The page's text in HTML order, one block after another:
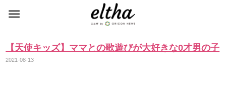
【天使キッズ】ママとの歌遊びが大好きな0才男の子
2021-08-13